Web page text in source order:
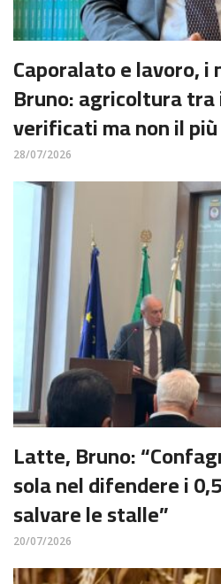
Caporalato e lavoro, i
Bruno: agricoltura
verificati ma non il
28/07/2026
Latte, Bruno:
sola nel difendere i
salvare le stalle”
20/07/2026